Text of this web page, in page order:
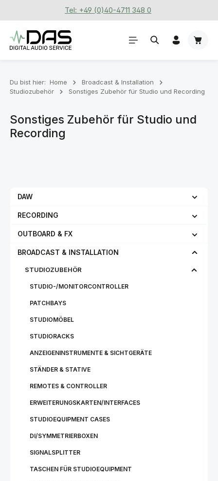
Zum Hauptinhalt springenTel: +49 (0)40-4711 348 0
Du bist hier: Home
Broadcast & Installation
Studiozubehör
Sonstiges Zubehör für Studio und Recording
Sonstiges Zubehör für Studio und
Recording
DAW
RECORDING
OUTBOARD & FX
BROADCAST & INSTALLATION
STUDIOZUBEHÖR
STUDIO-/MONITORCONTROLLER
PATCHBAYS
STUDIOMÖBEL
STUDIORACKS
ANZEIGENINSTRUMENTE & SICHTGERÄTE
STÄNDER & STATIVE
REMOTES & CONTROLLER
ERWEITERUNGSKARTEN/INTERFACES
STUDIOEQUIPMENT CASES
DI/SYMMETRIERBOXEN
SIGNALSPLITTER
TASCHEN FÜR STUDIOEQUIPMENT